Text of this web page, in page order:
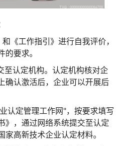
《工作指引》进行自我评价，
要求。
至认定机构。认定机构核对企
确认激活后，企业可以开展后
认定管理工作网"，按要求填写
》，通过网络系统提交至认定
高新技术企业认定材料。